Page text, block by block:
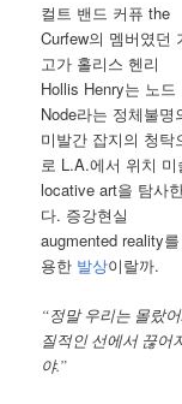
컬트 밴드 커퓨 the
Curfew의 멤버였던
고가 홀리스 헨리
Hollis Henry는 노드
Node라는 정체불명
미발간 잡지의 청탁
로 L.A.에서 위치 미
locative art을 탐사
다. 증강현실
augmented reality를
용한 발상이랄까.
“정말 우리는 몰랐
질적인 선에서 끊어
야.”